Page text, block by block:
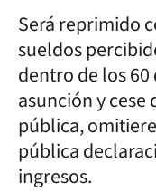
Será reprimido
sueldos
dentro de los 60
asunción y cese
pública,
pública
ingresos.